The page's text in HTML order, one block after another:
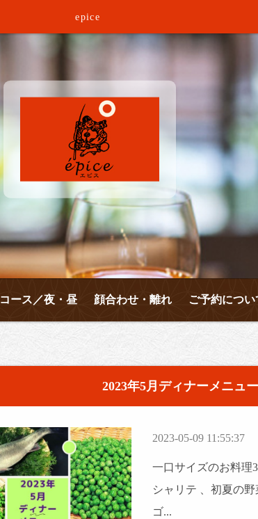
epice
コース／夜・昼 顔合わせ・離れ ご予約につい
2023年5月ディナーメニュー
2023-05-09 11:55:37
一口サイズのお料理
シャリテ 、初夏の
ゴ...